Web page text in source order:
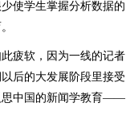
使学生掌握分析数据的
疲软，因为一线的记者
后的大发展阶段里接受
思中国的新闻学教育——